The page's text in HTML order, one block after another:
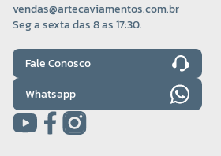
vendas@artecaviamentos.com.br
Seg a sexta das 8 as 17:30.
Fale Conosco
Whatsapp